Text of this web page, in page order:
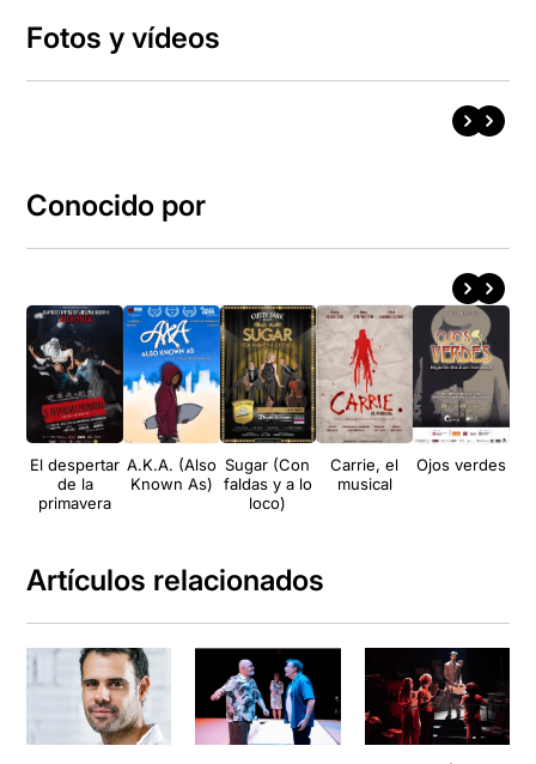
Fotos y vídeos
Conocido por
El despertar
de la
primavera
A.K.A. (Also
Known As)
Sugar (Con
faldas y a lo
loco)
Carrie, el
musical
Ojos verdes
Artículos relacionados